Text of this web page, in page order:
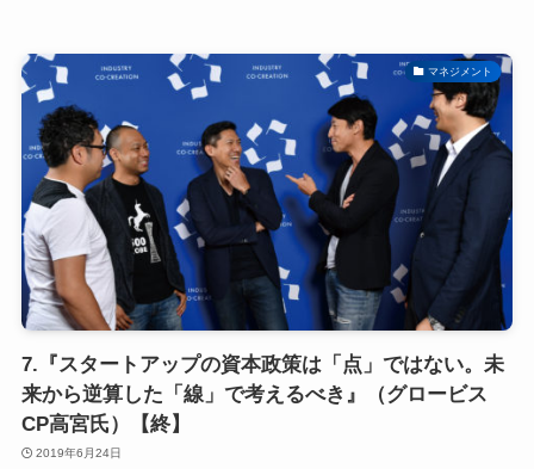
マネジメント
7.『スタートアップの資本政策は「点」ではない。未
来から逆算した「線」で考えるべき』（グロービス
CP高宮氏）【終】
2019年6月24日